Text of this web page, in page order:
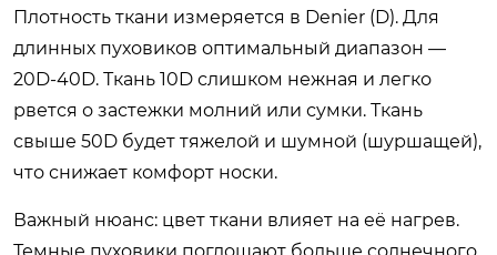
Плотность ткани измеряется в Denier (D). Для
длинных пуховиков оптимальный диапазон —
20D-40D. Ткань 10D слишком нежная и легко
рвется о застежки молний или сумки. Ткань
свыше 50D будет тяжелой и шумной (шуршащей),
что снижает комфорт носки.
Важный нюанс: цвет ткани влияет на её нагрев.
Темные пуховики поглощают больше солнечного